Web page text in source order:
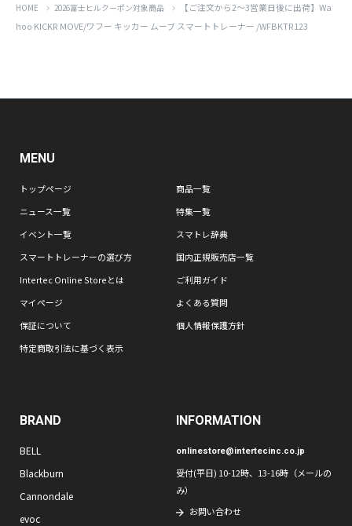
HOME 2026富士ヒルクーポン対象商品
【ご注文から2～3営業日後に出荷】Wa
hoo KICKR MOVE/ワフー キッカー ムーブ スマートトレーナー /WFBKTR123
MENU
トップページ
商品一覧
ニュース一覧
特集一覧
イベント一覧
スマトレ辞典
スマートトレーナーの選び方
国内正規販売店一覧
Intertec Online Storeとは
ご利用ガイド
マイページ
よくある質問
保証について
個人情報保護方針
特定商取引法に基づく表示
BRAND
BELL
Blackburn
Cannondale
evoc
INFORMATION
onlinestore@intertecinc.co.jp
受付(平日) 10-12時、13-16時（メールの
み）
お問い合わせ